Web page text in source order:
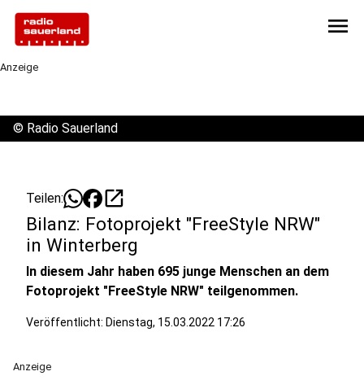
menu
Anzeige
© Radio Sauerland
Teilen: open_in_new
Bilanz: Fotoprojekt "FreeStyle NRW"
in Winterberg
In diesem Jahr haben 695 junge Menschen an dem
Fotoprojekt "FreeStyle NRW" teilgenommen.
Veröffentlicht: Dienstag, 15.03.2022 17:26
Anzeige